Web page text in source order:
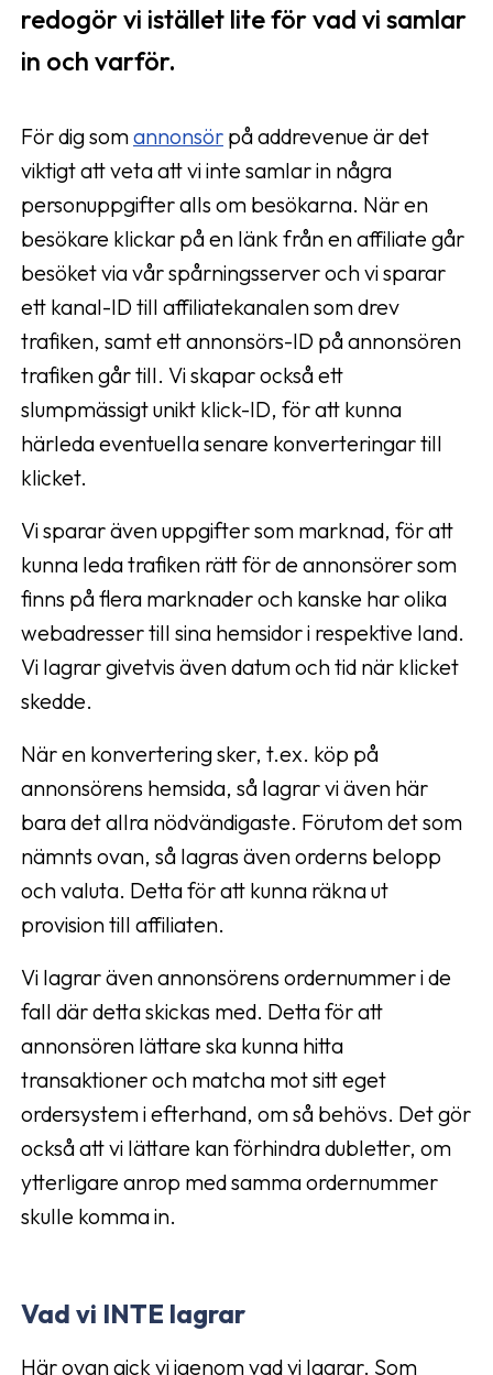
redogör vi istället lite för vad vi samlar
in och varför.
För dig somannonsör på addrevenue är det
viktigt att veta att vi inte samlar in några
personuppgifter alls om besökarna. När en
besökare klickar på en länk från en affiliate går
besöket via vår spårningsserver och vi sparar
ett kanal-ID till affiliatekanalen som drev
trafiken, samt ett annonsörs-ID på annonsören
trafiken går till. Vi skapar också ett
slumpmässigt unikt klick-ID, för att kunna
härleda eventuella senare konverteringar till
klicket.
Vi sparar även uppgifter som marknad, för att
kunna leda trafiken rätt för de annonsörer som
finns på flera marknader och kanske har olika
webadresser till sina hemsidor i respektive land.
Vi lagrar givetvis även datum och tid när klicket
skedde.
När en konvertering sker, t.ex. köp på
annonsörens hemsida, så lagrar vi även här
bara det allra nödvändigaste. Förutom det som
nämnts ovan, så lagras även orderns belopp
och valuta. Detta för att kunna räkna ut
provision till affiliaten.
Vi lagrar även annonsörens ordernummer i de
fall där detta skickas med. Detta för att
annonsören lättare ska kunna hitta
transaktioner och matcha mot sitt eget
ordersystem i efterhand, om så behövs. Det gör
också att vi lättare kan förhindra dubletter, om
ytterligare anrop med samma ordernummer
skulle komma in.
Vad vi INTE lagrar
Här ovan gick vi igenom vad vi lagrar. Som